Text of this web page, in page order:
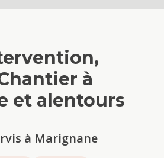
à
et alentours
à Marignane